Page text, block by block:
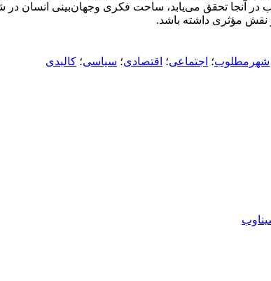
تحقق می‏‌یابد، ساحت فکری وجهان‏‌بینی انسان در
نقش مؤثری داشته باشد.
شهرمطلوب؛ اجتماعی؛ اقتصادی؛ سیاسی؛ کالبدی